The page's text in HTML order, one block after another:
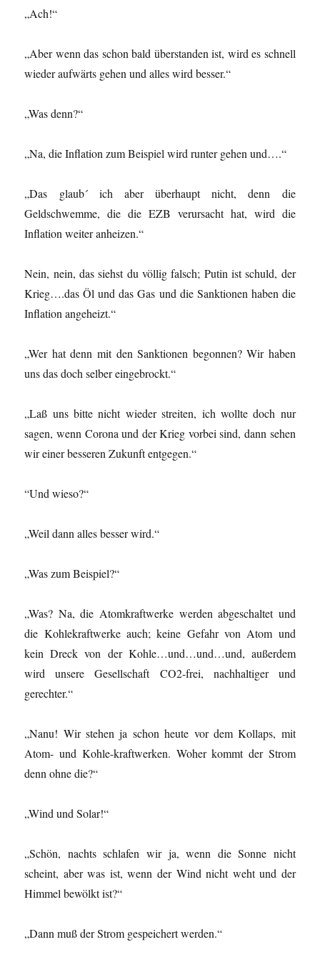
„Ach!“
„Aber wenn das schon bald überstanden ist, wird es schnell
wieder aufwärts gehen und alles wird besser.“
„Was denn?“
„Na, die Inflation zum Beispiel wird runter gehen und….“
„Das glaub´ ich aber überhaupt nicht, denn die
Geldschwemme, die die EZB verursacht hat, wird die
Inflation weiter anheizen.“
Nein, nein, das siehst du völlig falsch; Putin ist schuld, der
Krieg….das Öl und das Gas und die Sanktionen haben die
Inflation angeheizt.“
„Wer hat denn mit den Sanktionen begonnen? Wir haben
uns das doch selber eingebrockt.“
„Laß uns bitte nicht wieder streiten, ich wollte doch nur
sagen, wenn Corona und der Krieg vorbei sind, dann sehen
wir einer besseren Zukunft entgegen.“
“Und wieso?“
„Weil dann alles besser wird.“
„Was zum Beispiel?“
„Was? Na, die Atomkraftwerke werden abgeschaltet und
die Kohlekraftwerke auch; keine Gefahr von Atom und
kein Dreck von der Kohle…und…und…und, außerdem
wird unsere Gesellschaft CO2-frei, nachhaltiger und
gerechter.“
„Nanu! Wir stehen ja schon heute vor dem Kollaps, mit
Atom- und Kohle-kraftwerken. Woher kommt der Strom
denn ohne die?“
„Wind und Solar!“
„Schön, nachts schlafen wir ja, wenn die Sonne nicht
scheint, aber was ist, wenn der Wind nicht weht und der
Himmel bewölkt ist?“
„Dann muß der Strom gespeichert werden.“